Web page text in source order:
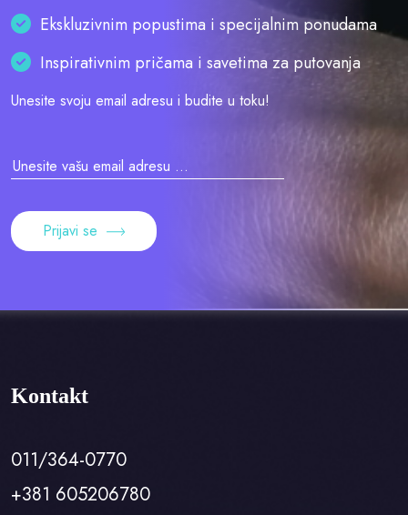
Ekskluzivnim popustima i specijalnim ponudama
Inspirativnim pričama i savetima za putovanja
Unesite svoju email adresu i budite u toku!
Prijavi se
Kontakt
011/364-0770
+381 605206780